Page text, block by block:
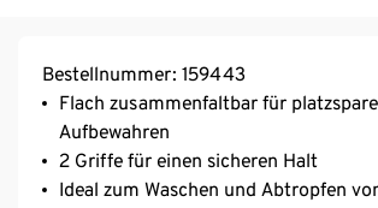
Bestellnummer: 159443
Flach zusammenfaltbar für
Aufbewahren
2 Griffe für einen sicheren Halt
Ideal zum Waschen und Abtropfen